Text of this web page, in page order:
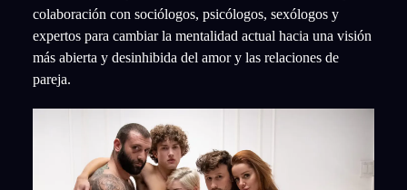
colaboración con sociólogos, psicólogos, sexólogos y
expertos para cambiar la mentalidad actual hacia una visión
más abierta y desinhibida del amor y las relaciones de
pareja.